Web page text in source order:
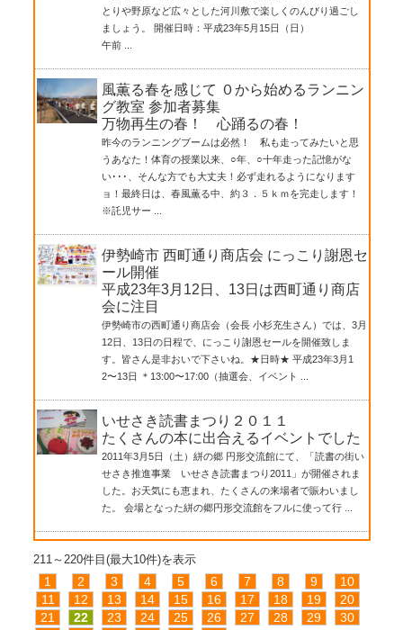
とりや野原など広々とした河川敷で楽しくのんびり過ごし
ましょう。 開催日時：平成23年5月15日（日）
午前 ...
風薫る春を感じて ０から始めるランニン
グ教室 参加者募集
万物再生の春！ 心踊るの春！
昨今のランニングブームは必然！ 私も走ってみたいと思
うあなた！体育の授業以来、○年、○十年走った記憶がな
い･･･、そんな方でも大丈夫！必ず走れるようになります
ョ！最終日は、春風薫る中、約３．５ｋｍを完走します！
※託児サー ...
伊勢崎市 西町通り商店会 にっこり謝恩セ
ール開催
平成23年3月12日、13日は西町通り商店
会に注目
伊勢崎市の西町通り商店会（会長 小杉充生さん）では、3月
12日、13日の日程で、にっこり謝恩セールを開催致しま
す。皆さん是非おいで下さいね。★日時★ 平成23年3月1
2〜13日 ＊13:00〜17:00（抽選会、イベント ...
いせさき読書まつり２０１１
たくさんの本に出合えるイベントでした
2011年3月5日（土）絣の郷 円形交流館にて、「読書の街い
せさき推進事業 いせさき読書まつり2011」が開催されま
した。お天気にも恵まれ、たくさんの来場者で賑わいまし
た。 会場となった絣の郷円形交流館をフルに使って行 ...
211～220件目(最大10件)を表示
1 2 3 4 5 6 7 8 9
10
11
12 13 14 15 16 17 18 19
20
21
22 23 24 25 26 27 28 29
30